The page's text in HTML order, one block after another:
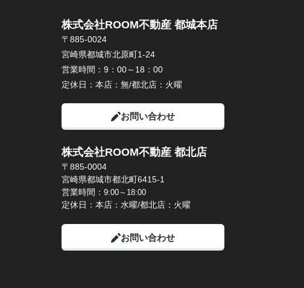
株式会社ROOM不動産 都城本店
〒885-0024
宮崎県都城市北原町1-24
営業時間： 9：00～18：00
定休日： 本店：無/都北店：火曜
お問い合わせ
株式会社ROOM不動産 都北店
〒885-0004
宮崎県都城市都北町6415-1
営業時間： 9:00～18:00
定休日：本店：水曜/都北店：火曜
お問い合わせ